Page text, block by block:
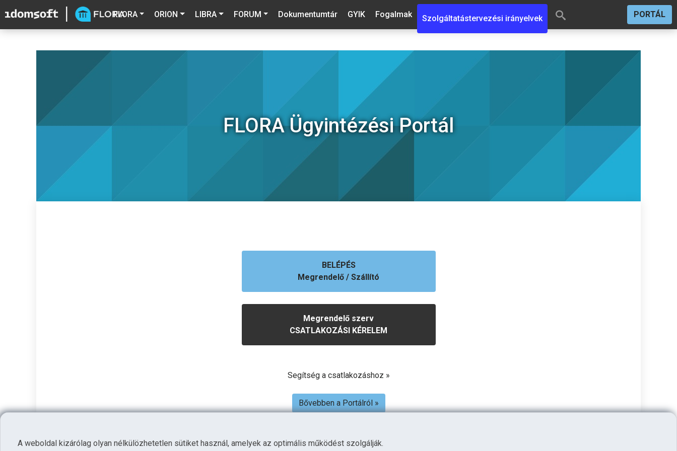
FLORA ORION LIBRA FORUM Dokumentumtár GYIK Fogalmak Szolgáltatástervezési irányelvek PORTÁL
A weboldal kizárólag olyan nélkülözhetetlen sütiket használ, amelyek az optimális működést szolgálják.
FLORA Ügyintézési Portál
BELÉPÉS
Megrendelő / Szállító
Megrendelő szerv
CSATLAKOZÁSI KÉRELEM
Segítség a csatlakozáshoz »
Bővebben a Portálról »